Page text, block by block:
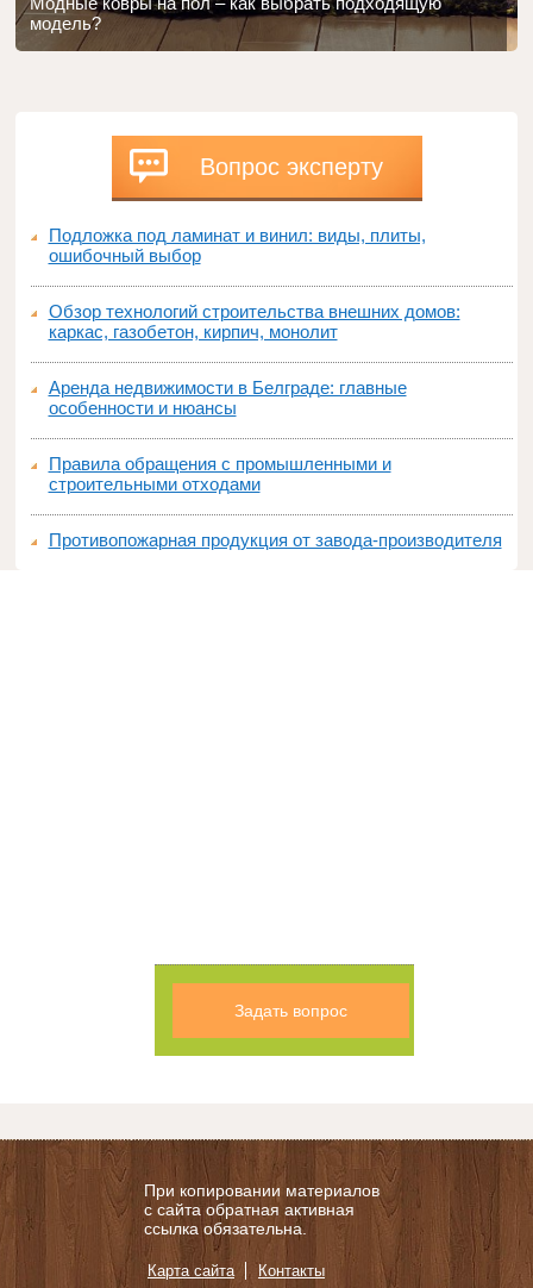
модель?
Вопрос эксперту
Подложка под ламинат и винил: виды, плиты,
ошибочный выбор
Обзор технологий строительства внешних домов:
каркас, газобетон, кирпич, монолит
Аренда недвижимости в Белграде: главные
особенности и нюансы
Правила обращения с промышленными и
строительными отходами
Противопожарная продукция от завода-производителя
Задать вопрос
При копировании материалов
с сайта обратная активная
ссылка обязательна.
Карта сайта Контакты